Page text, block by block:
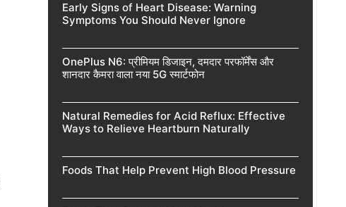
Early Signs of Heart Disease: Warning
Symptoms You Should Never Ignore
OnePlus N6: प्रीमियम डिजाइन, दमदार परफॉर्मेंस और
शानदार कैमरा वाला नया 5G स्मार्टफोन
Natural Remedies for Acid Reflux: Effective
Ways to Relieve Heartburn Naturally
Foods That Help Prevent High Blood Pressure